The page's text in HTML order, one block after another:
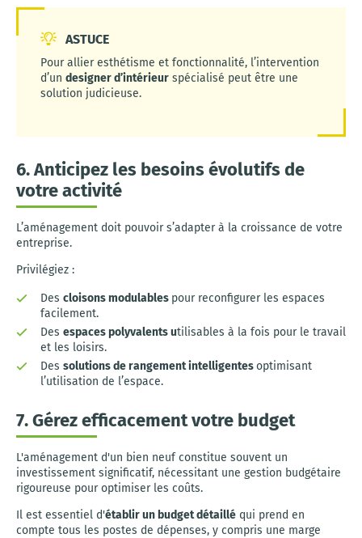
ASTUCE
Pour allier esthétisme et fonctionnalité, l’intervention
d’un designer d’intérieur spécialisé peut être une
solution judicieuse.
6. Anticipez les besoins évolutifs de
votre activité
L’aménagement doit pouvoir s’adapter à la croissance de votre
entreprise.
Privilégiez :
Des cloisons modulables pour reconfigurer les espaces
facilement.
Des espaces polyvalents utilisables à la fois pour le travail
et les loisirs.
Des solutions de rangement intelligentesoptimisant
l’utilisation de l’espace.
7. Gérez efficacement votre budget
L'aménagement d'un bien neuf constitue souvent un
investissement significatif, nécessitant une gestion budgétaire
rigoureuse pour optimiser les coûts.
Il est essentiel d'établir un budget détaillé qui prend en
compte tous les postes de dépenses, y compris une marge